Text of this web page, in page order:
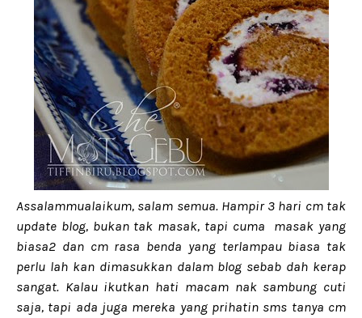
Assalammualaikum, salam semua. Hampir 3 hari cm tak
update blog, bukan tak masak, tapi cuma masak yang
biasa2 dan cm rasa benda yang terlampau biasa tak
perlu lah kan dimasukkan dalam blog sebab dah kerap
sangat. Kalau ikutkan hati macam nak sambung cuti
saja, tapi ada juga mereka yang prihatin sms tanya cm